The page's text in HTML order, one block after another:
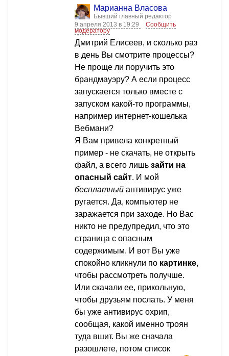
Марианна Власова
Бывший главный редактор
9 апреля 2013 в 19:29
Сообщить
модератору
Дмитрий Елисеев, и сколько раз
в день Вы смотрите процессы?
Не проще ли поручить это
брандмауэру? А если процесс
запускается только вместе с
запуском какой-то программы,
например интернет-кошелька
Вебмани?
Я Вам привела конкретный
пример - не скачать, не открыть
файл, а всего лишь зайти на
опасный сайт. И мой
бесплатный антивирус уже
ругается. Да, компьютер не
заражается при заходе. Но Вас
никто не предупредил, что это
страница с опасным
содержимым. И вот Вы уже
спокойно кликнули по картинке,
чтобы рассмотреть получше.
Или скачали ее, прикольную,
чтобы друзьям послать. У меня
бы уже антивирус охрип,
сообщая, какой именно троян
туда вшит. Вы же сначала
разошлете, потом список